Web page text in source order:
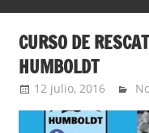
CURSO DE
HUMBOLDT
12 julio, 2016